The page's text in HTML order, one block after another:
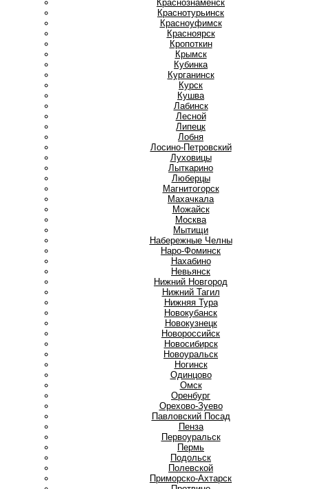
Краснознаменск
Краснотурьинск
Красноуфимск
Красноярск
Кропоткин
Крымск
Кубинка
Курганинск
Курск
Кушва
Лабинск
Лесной
Липецк
Лобня
Лосино-Петровский
Луховицы
Лыткарино
Люберцы
Магнитогорск
Махачкала
Можайск
Москва
Мытищи
Набережные Челны
Наро-Фоминск
Нахабино
Невьянск
Нижний Новгород
Нижний Тагил
Нижняя Тура
Новокубанск
Новокузнецк
Новороссийск
Новосибирск
Новоуральск
Ногинск
Одинцово
Омск
Оренбург
Орехово-Зуево
Павловский Посад
Пенза
Первоуральск
Пермь
Подольск
Полевской
Приморско-Ахтарск